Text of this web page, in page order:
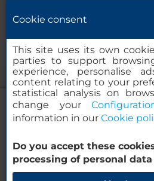
NH Collection Madrid
© 2000 – 2026 MINOR HOTELS
120. 28003 Madrid,
Cookie consent
This site uses its own
parties to support
experience, personalise
content relating to your
statistical analysis on
change your
information in our Cookie
Do you accept these
processing of personal